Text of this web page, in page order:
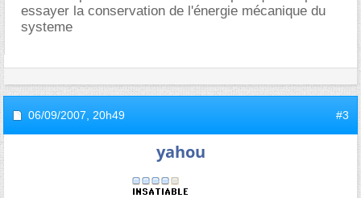
essayer la conservation de l'énergie mécanique du
systeme
06/09/2007, 20h49 #3
yahou